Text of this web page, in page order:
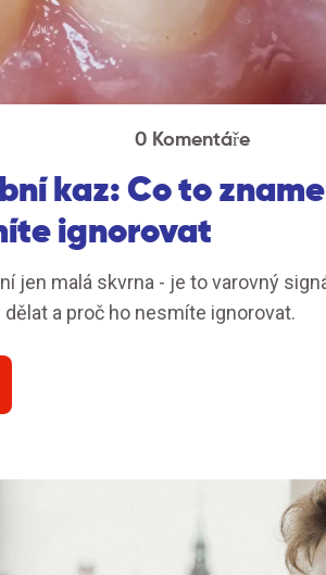
0 Komentáře
kaz: Co to
ignorovat
jen malá skvrna - je to varovný
a proč ho nesmíte ignorovat.